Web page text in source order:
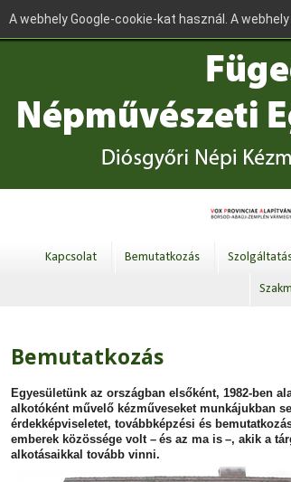
Kapcsolat Bemutatkozás
Bemutatkozás
Egyesületünk az országban elsőként, 1982-ben
alkotóként művelő kézműveseket munkájukban
érdekképviseletet, továbbképzési és
emberek közössége volt – és az ma is –, akik a
alkotásaikkal tovább vinni.
A webhely Google-cookie-kat használ. A